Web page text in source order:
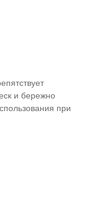
и бережно
при